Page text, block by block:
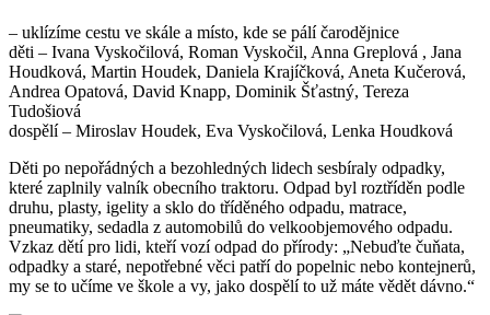
– uklízíme cestu ve skále a místo, kde se pálí čarodějnice
děti – Ivana Vyskočilová, Roman Vyskočil, Anna Greplová , Jana
Houdková, Martin Houdek, Daniela Krajíčková, Aneta Kučerová,
Andrea Opatová, David Knapp, Dominik Šťastný, Tereza
Tudošiová
dospělí – Miroslav Houdek, Eva Vyskočilová, Lenka Houdková
Děti po nepořádných a bezohledných lidech sesbíraly odpadky,
které zaplnily valník obecního traktoru. Odpad byl roztříděn podle
druhu, plasty, igelity a sklo do tříděného odpadu, matrace,
pneumatiky, sedadla z automobilů do velkoobjemového odpadu.
Vzkaz dětí pro lidi, kteří vozí odpad do přírody: „Nebuďte čuňata,
odpadky a staré, nepotřebné věci patří do popelnic nebo kontejnerů,
my se to učíme ve škole a vy, jako dospělí to už máte vědět dávno.“